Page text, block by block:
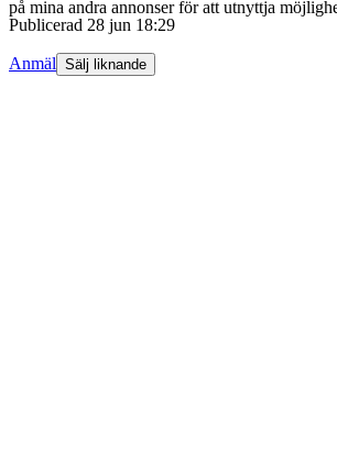
på mina andra annonser för att utnyttja
Publicerad 28 jun 18:29
Anmäl Sälj liknande